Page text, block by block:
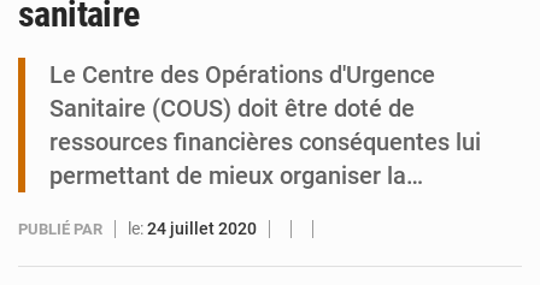
sanitaire
Le Centre des Opérations d'Urgence
Sanitaire (COUS) doit être doté de
ressources financières conséquentes lui
permettant de mieux organiser la…
PUBLIÉ PAR le:24 juillet 2020